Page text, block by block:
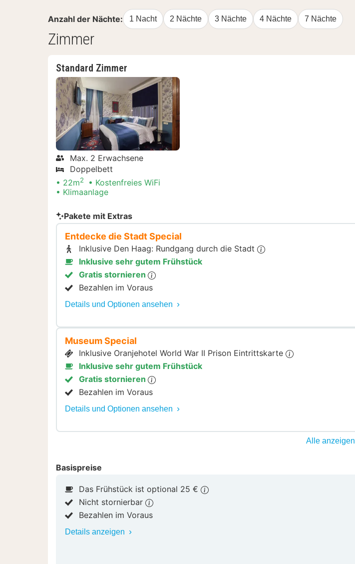
Anzahl der Nächte: 1 Nacht 2 Nächte 3 Nächte 4 Nächte 7 Nächte
Zimmer
Standard Zimmer
Max. 2 Erwachsene
Doppelbett
22m2
Kostenfreies WiFi
Klimaanlage
Pakete mit Extras
Entdecke die Stadt Special
Inklusive Den Haag: Rundgang durch die Stadt
Inklusive sehr gutem Frühstück
Gratis stornieren
Bezahlen im Voraus
Details und Optionen ansehen
Museum Special
Inklusive Oranjehotel World War II Prison Eintrittskarte
Inklusive sehr gutem Frühstück
Gratis stornieren
Bezahlen im Voraus
Details und Optionen ansehen
Alle anzeigen
Basispreise
Das Frühstück ist optional 25 €
Nicht stornierbar
Bezahlen im Voraus
Details anzeigen